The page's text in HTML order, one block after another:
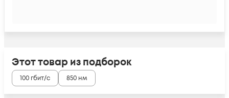
Этот товар из подборок
100 гбит/с 850 нм